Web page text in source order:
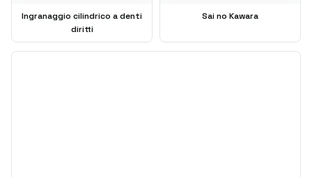
Ingranaggio cilindrico a denti
diritti
Sai no Kawara